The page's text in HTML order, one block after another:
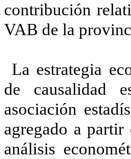
contribución
VAB de la
La estrategia
de causalidad
asociación
agregado a
análisis